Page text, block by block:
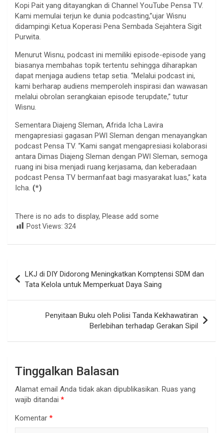
Kopi Pait yang ditayangkan di Channel YouTube Pensa TV.
Kami memulai terjun ke dunia podcasting,”ujar Wisnu
didampingi Ketua Koperasi Pena Sembada Sejahtera Sigit
Purwita.
Menurut Wisnu, podcast ini memiliki episode-episode yang
biasanya membahas topik tertentu sehingga diharapkan
dapat menjaga audiens tetap setia. “Melalui podcast ini,
kami berharap audiens memperoleh inspirasi dan wawasan
melalui obrolan serangkaian episode terupdate,” tutur
Wisnu.
Sementara Diajeng Sleman, Afrida Icha Lavira
mengapresiasi gagasan PWI Sleman dengan menayangkan
podcast Pensa TV. “Kami sangat mengapresiasi kolaborasi
antara Dimas Diajeng Sleman dengan PWI Sleman, semoga
ruang ini bisa menjadi ruang kerjasama, dan keberadaan
podcast Pensa TV bermanfaat bagi masyarakat luas,” kata
Icha. (*)
There is no ads to display, Please add some
Post Views: 324
pos
LKJ di DIY Didorong Meningkatkan Komptensi SDM dan
Tata Kelola untuk Memperkuat Daya Saing
Penyitaan Buku oleh Polisi Tanda Kekhawatiran
Berlebihan terhadap Gerakan Sipil
Tinggalkan Balasan
Alamat email Anda tidak akan dipublikasikan. Ruas yang
wajib ditandai *
Komentar *